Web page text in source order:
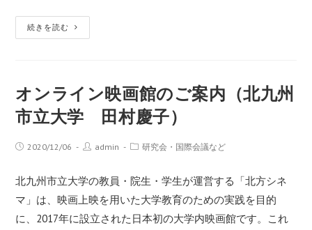
続きを読む
オンライン映画館のご案内（北九州
市立大学 田村慶子）
2020/12/06 admin 研究会・国際会議など
北九州市立大学の教員・院生・学生が運営する「北方シネ
マ」は、映画上映を用いた大学教育のための実践を目的
に、2017年に設立された日本初の大学内映画館です。これ